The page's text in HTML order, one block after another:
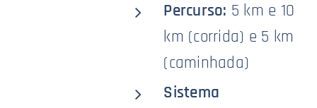
Percurso: 5 km e 10
km (corrida) e 5 km
(caminhada)
Sistema